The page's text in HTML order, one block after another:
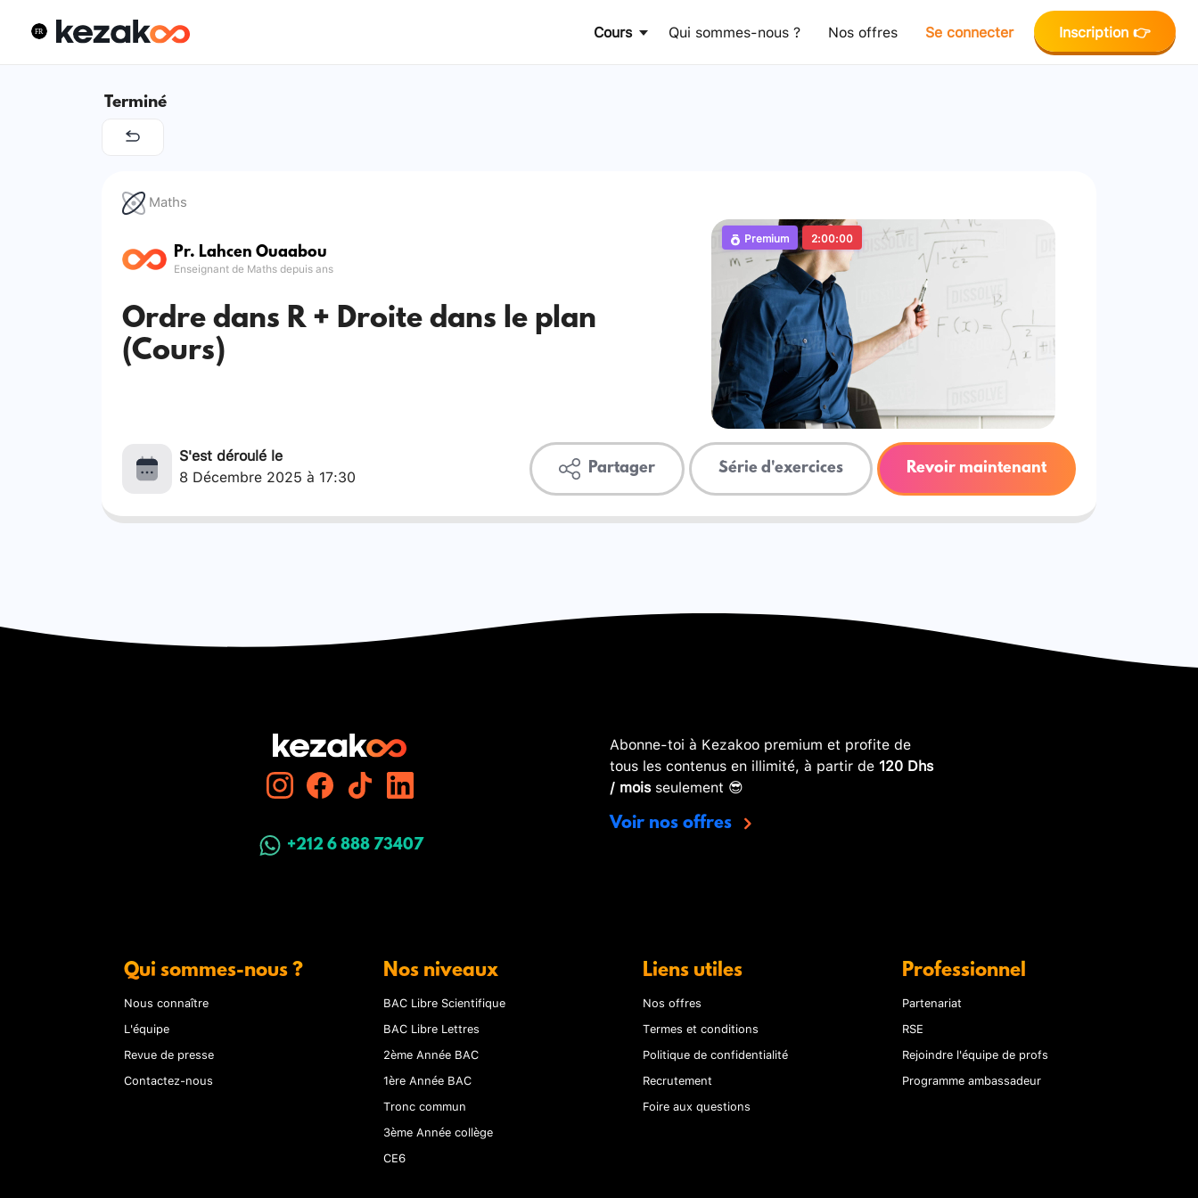
Cours Qui sommes-nous ? Nos offres Se connecter Inscription 👉
Terminé
Maths
Pr. Lahcen Ouaabou
Enseignant de Maths depuis ans
Ordre dans R + Droite dans le plan
(Cours)
Premium 2:00:00
S'est déroulé le
8 Décembre 2025 à 17:30
Partager Série d'exercices Revoir maintenant
+212 6 888 73407
Abonne-toi à Kezakoo premium et profite de
tous les contenus en illimité, à partir de 120 Dhs
/ moisseulement 😎
Voir nos offres
Qui sommes-nous ?
Nous connaître
L'équipe
Revue de presse
Contactez-nous
Nos niveaux
BAC Libre Scientifique
BAC Libre Lettres
2ème Année BAC
1ère Année BAC
Tronc commun
3ème Année collège
CE6
Liens utiles
Nos offres
Termes et conditions
Politique de confidentialité
Recrutement
Foire aux questions
Professionnel
Partenariat
RSE
Rejoindre l'équipe de profs
Programme ambassadeur